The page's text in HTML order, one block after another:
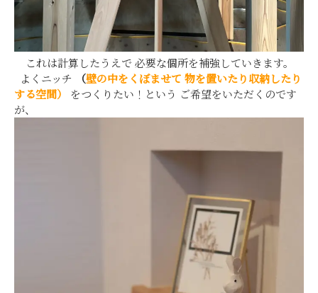
これは計算したうえで 必要な個所を補強していきます。
よくニッチ
（壁の中をくぼませて 物を置いたり収納したり
する空間）
をつくりたい！という ご希望をいただくのです
が、